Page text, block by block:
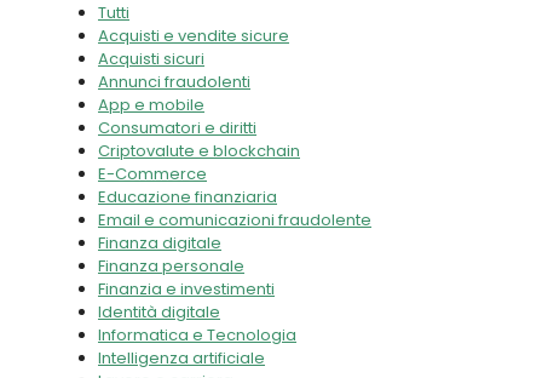
Tutti
Acquisti e vendite sicure
Acquisti sicuri
Annunci fraudolenti
App e mobile
Consumatori e diritti
Criptovalute e blockchain
E-Commerce
Educazione finanziaria
Email e comunicazioni fraudolente
Finanza digitale
Finanza personale
Finanzia e investimenti
Identità digitale
Informatica e Tecnologia
Intelligenza artificiale